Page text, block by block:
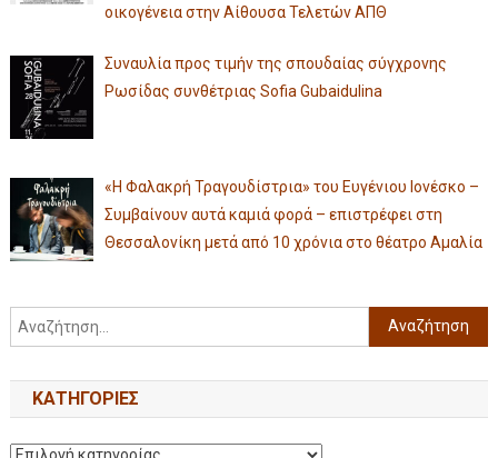
οικογένεια στην Αίθουσα Τελετών ΑΠΘ
Συναυλία προς τιμήν της σπουδαίας σύγχρονης
Ρωσίδας συνθέτριας Sofia Gubaidulina
«Η Φαλακρή Τραγουδίστρια» του Ευγένιου Ιονέσκο –
Συμβαίνουν αυτά καμιά φορά – επιστρέφει στη
Θεσσαλονίκη μετά από 10 χρόνια στο θέατρο Αμαλία
KΑΤΗΓΟΡΊΕΣ